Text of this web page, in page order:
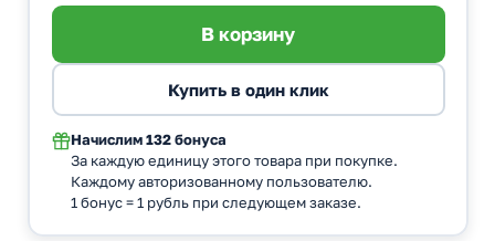
Начислим 132 бонуса
За каждую единицу этого товара при покупке.
Каждому авторизованному пользователю.
1 бонус = 1 рубль при следующем заказе.